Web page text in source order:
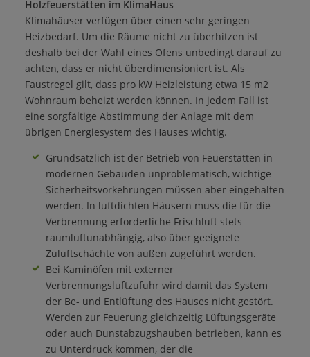
Holzfeuerstätten im KlimaHaus
Klimahäuser verfügen über einen sehr geringen
Heizbedarf. Um die Räume nicht zu überhitzen ist
deshalb bei der Wahl eines Ofens unbedingt darauf zu
achten, dass er nicht überdimensioniert ist. Als
Faustregel gilt, dass pro kW Heizleistung etwa 15 m2
Wohnraum beheizt werden können. In jedem Fall ist
eine sorgfältige Abstimmung der Anlage mit dem
übrigen Energiesystem des Hauses wichtig.
Grundsätzlich ist der Betrieb von Feuerstätten in
modernen Gebäuden unproblematisch, wichtige
Sicherheitsvorkehrungen müssen aber eingehalten
werden. In luftdichten Häusern muss die für die
Verbrennung erforderliche Frischluft stets
raumluftunabhängig, also über geeignete
Zuluftschächte von außen zugeführt werden.
Bei Kaminöfen mit externer
Verbrennungsluftzufuhr wird damit das System
der Be- und Entlüftung des Hauses nicht gestört.
Werden zur Feuerung gleichzeitig Lüftungsgeräte
oder auch Dunstabzugshauben betrieben, kann es
zu Unterdruck kommen, der die